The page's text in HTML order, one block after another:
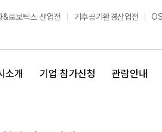
&로보틱스 산업전 기후공기환경산업전
소개 기업 참가신청 관람안내